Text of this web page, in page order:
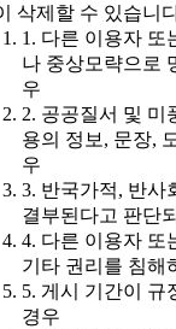
삭제할 수 있습니
1. 다른 이용자 또
나 중상모략으로
우
2. 공공질서 및 미
용의 정보, 문장,
우
3. 반국가적, 반사
결부된다고 판단
4. 다른 이용자 또
기타 권리를 침해
5. 게시 기간이 규
경우